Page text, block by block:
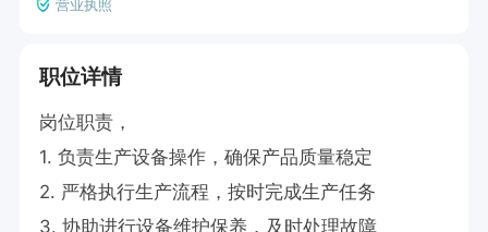
营业执照
职位详情
岗位职责，
1. 负责生产设备操作，确保产品质量稳定
2. 严格执行生产流程，按时完成生产任务
3. 协助进行设备维护保养，及时处理故障